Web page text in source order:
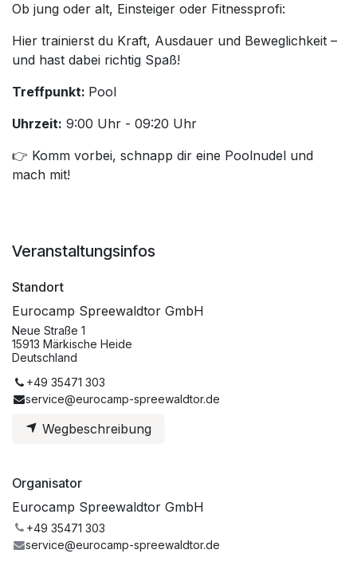
Ob jung oder alt, Einsteiger oder Fitnessprofi:
Hier trainierst du Kraft, Ausdauer und Beweglichkeit –
und hast dabei richtig Spaß!
Treffpunkt: Pool
Uhrzeit: 9:00 Uhr - 09:20 Uhr
👉 Komm vorbei, schnapp dir eine Poolnudel und
mach mit!
Veranstaltungsinfos
Standort
Eurocamp Spreewaldtor GmbH
Neue Straße 1
15913 Märkische Heide
Deutschland
+49 35471 303
service@eurocamp-spreewaldtor.de
Wegbeschreibung
Organisator
Eurocamp Spreewaldtor GmbH
+49 35471 303
service@eurocamp-spreewaldtor.de